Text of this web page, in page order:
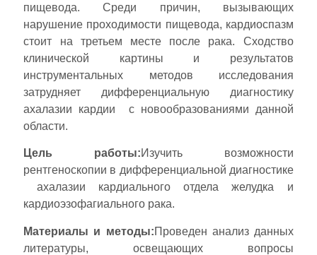
пищевода. Среди причин, вызывающих
нарушение проходимости пищевода, кардиоспазм
стоит на третьем месте после рака. Сходство
клинической картины и результатов
инструментальных методов исследования
затрудняет дифференциальную диагностику
ахалазии кардии с новообразованиями данной
области.
Цель работы:Изучить возможности
рентгеноскопии в дифференциальной диагностике
ахалазии кардиального отдела желудка и
кардиоэзофагиального рака.
Материалы и методы:Проведен анализ данных
литературы, освещающих вопросы